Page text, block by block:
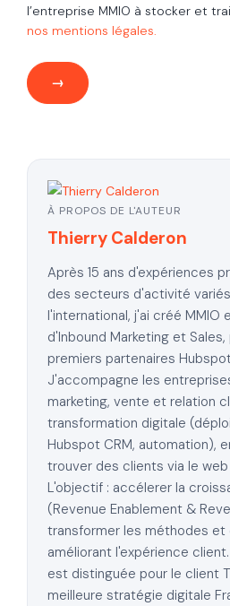
l’entreprise MMIO à stocker et
nos mentions légales.
À PROPOS DE L'AUTEUR
Thierry Calderon
Après 15 ans d'expériences
des secteurs d'activité
l'international, j'ai créé MMIO
d'Inbound Marketing et
premiers partenaires
J'accompagne les
marketing, vente et relation
transformation digitale
Hubspot CRM, automation),
trouver des clients via le
L'objectif : accélerer la
(Revenue Enablement &
transformer les méthodes et
améliorant l'expérience
est distinguée pour le client
meilleure stratégie digitale